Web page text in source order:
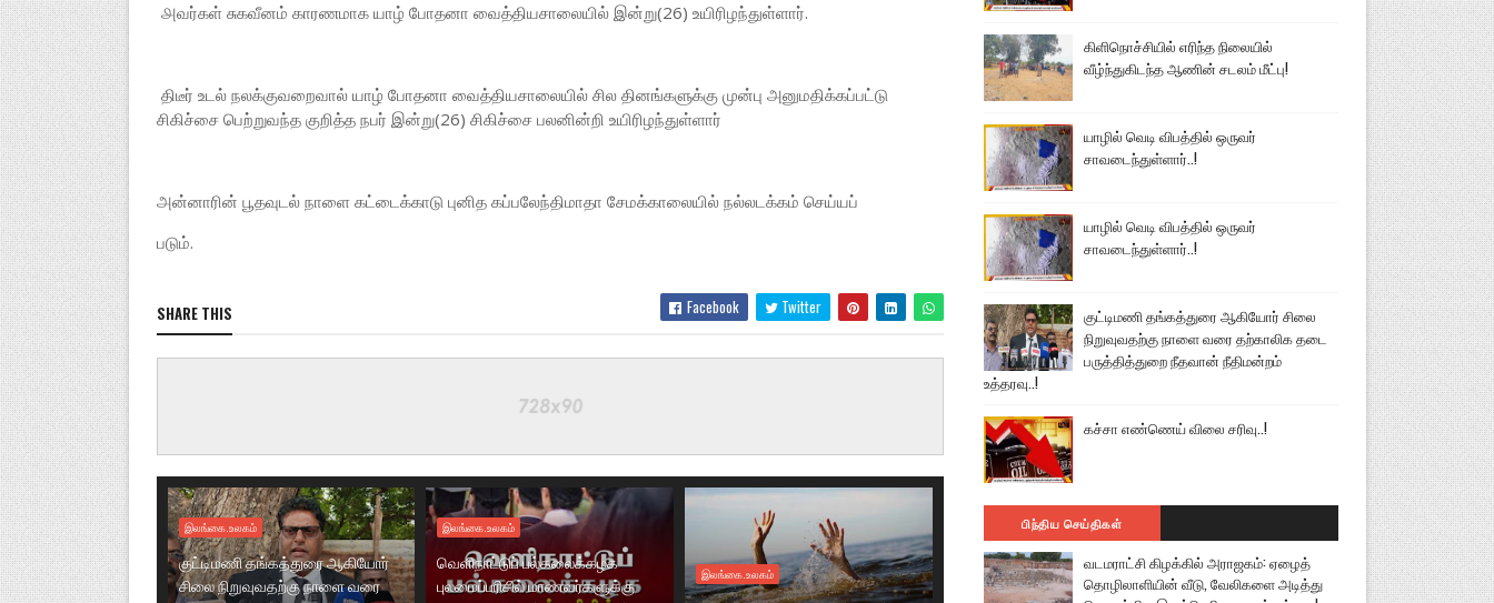
௮வர்கள் சுகவீனம் காரணமாக யாழ் போதனா வைத்தியசாலையில் இன்று(26) உயிரிழந்துள்ளார்.
திடீர் உடல் நலக்குவறைவால் யாழ் போதனா வைத்தியசாலையில் சில தினங்களுக்கு முன்பு அனுமதிக்கப்பட்டு
சிகிச்சை பெற்றுவந்த குறித்த நபர் இன்று(26) சிகிச்சை பலனின்றி உயிரிழந்துள்ளார்
அன்னாரின் பூதவுடல் நாளை கட்டைக்காடு புனித கப்பலேந்திமாதா சேமக்காலையில் நல்லடக்கம் செய்யப்
படும்.
SHARE THIS Facebook Twitter
இலங்கை.உலகம்
குட்டிமணி தங்கத்துரை ஆகியோர்
சிலை நிறுவுவதற்கு நாளை வரை
இலங்கை.உலகம்
வெளிநாட்டுப் பல்கலைக்கழக
புலமைப்பரிசில் மாணவர்களுக்கு
இலங்கை.உலகம்
கிளிநொச்சியில் எரிந்த நிலையில்
வீழ்ந்துகிடந்த ஆணின் சடலம் மீட்பு!
யாழில் வெடி விபத்தில் ஒருவர்
சாவடைந்துள்ளார்..!
யாழில் வெடி விபத்தில் ஒருவர்
சாவடைந்துள்ளார்..!
குட்டிமணி தங்கத்துரை ஆகியோர் சிலை
நிறுவுவதற்கு நாளை வரை தற்காலிக தடை
பருத்தித்துறை நீதவான் நீதிமன்றம்
உத்தரவு..!
கச்சா எண்ணெய் விலை சரிவு..!
பிந்திய செய்திகள்
வடமராட்சி கிழக்கில் அராஜகம்: ஏழைத்
தொழிலாளியின் வீடு, வேலிகளை அடித்து